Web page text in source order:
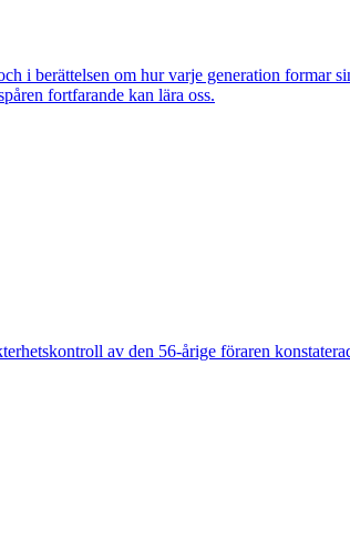
i berättelsen om hur varje generation formar
fortfarande kan lära oss.
av den 56-årige föraren